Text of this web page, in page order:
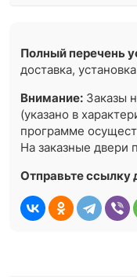
Полный перечень
доставка,
Внимание: Заказы
(указано в
программе
На заказные двери
Отправьте ссылку